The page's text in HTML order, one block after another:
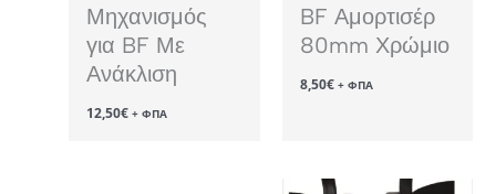
Μηχανισμός
για BF Με
Ανάκλιση
12,50€ + ΦΠΑ
BF Αμορτισέρ
80mm Χρώμιο
8,50€ + ΦΠΑ